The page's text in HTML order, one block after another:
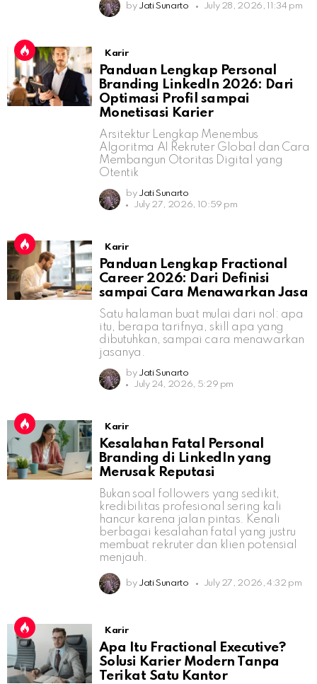
by Jati Sunarto July 28, 2026, 11:34 pm
Karir
Panduan Lengkap Personal
Branding LinkedIn 2026: Dari
Optimasi Profil sampai
Monetisasi Karier
Arsitektur Lengkap Menembus
Algoritma AI Rekruter Global dan Cara
Membangun Otoritas Digital yang
Otentik
by Jati Sunarto
July 27, 2026, 10:59 pm
Karir
Panduan Lengkap Fractional
Career 2026: Dari Definisi
sampai Cara Menawarkan Jasa
Satu halaman buat mulai dari nol: apa
itu, berapa tarifnya, skill apa yang
dibutuhkan, sampai cara menawarkan
jasanya.
by Jati Sunarto
July 24, 2026, 5:29 pm
Karir
Kesalahan Fatal Personal
Branding di LinkedIn yang
Merusak Reputasi
Bukan soal followers yang sedikit,
kredibilitas profesional sering kali
hancur karena jalan pintas. Kenali
berbagai kesalahan fatal yang justru
membuat rekruter dan klien potensial
menjauh.
by Jati Sunarto July 27, 2026, 4:32 pm
Karir
Apa Itu Fractional Executive?
Solusi Karier Modern Tanpa
Terikat Satu Kantor